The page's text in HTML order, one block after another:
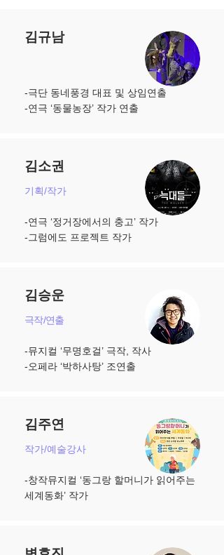
김규남
-극단 동네풍경 대표 및 상임연출
​-연극 ‘동물농장’ 작가 연출
김소권
기획/작가
-연극 ‘정거장에서의 충고’ 작가
​-그럼에도 프로젝트 작가
김승운
극작/연출
-뮤지컬 ‘무명호걸’ 극작, 작사
​-오페라 ‘박하사탕’ 조연출
김주연
작가/예술강사
-창작뮤지컬 ‘동그랑 할머니가 읽어주는
세계동화’ 작가